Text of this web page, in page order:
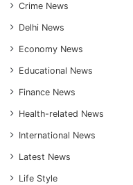
Crime News
Delhi News
Economy News
Educational News
Finance News
Health-related News
International News
Latest News
Life Style